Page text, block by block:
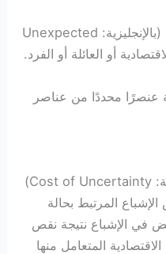
كل هذه تعتبر خسارة غير متوقعة (بالإنجليزية: Unexpected
عنصرًا محددًا من عناصر
تظهر تكلفة عدم التأكد (بالإنجليزية: Cost of Uncertainty)
المرتبط بحالة
في الإشباع نتيجة نقص
المتعامل منها